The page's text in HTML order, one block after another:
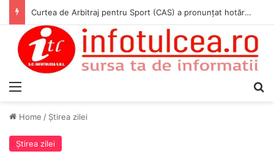
Curtea de Arbitraj pentru Sport (CAS) a pronunțat hotărârea în cauza WADA v. ANAD & Matei Cosmin Gabriel
Home / Ştirea zilei
Ştirea zilei